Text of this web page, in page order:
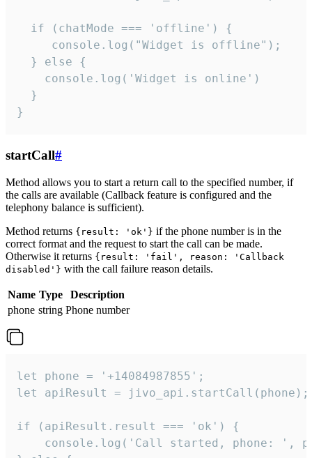
  if (chatMode === 'offline') {
     console.log("Widget is offline");
  } else {
    console.log('Widget is online')
  }
}
startCall#
Method allows you to start a return call to the specified number, if
the calls are available (Callback feature is configured and the
telephony balance is sufficient).
Method returns {result: 'ok'} if the phone number is in the
correct format and the request to start the call can be made.
Otherwise it returns {result: 'fail', reason: 'Callback
disabled'} with the call failure reason details.
Name Type
Description
phone string Phone number
let phone = '+14084987855';
let apiResult = jivo_api.startCall(phone);
if (apiResult.result === 'ok') {
console.log('Call started, phone: ',